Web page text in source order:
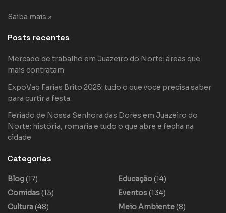
Saiba mais »
Posts recentes
Mercado de trabalho em Juazeiro do Norte: áreas que
mais contratam
ExpoVaq Farias Brito 2025: tudo o que você precisa saber
para curtir a festa
Feriado de Nossa Senhora das Dores em Juazeiro do
Norte: história, romaria e tudo o que abre e fecha na
cidade
Categorias
Blog(17)
Comidas(13)
Cultura(48)
Educação(14)
Eventos(134)
Meio Ambiente(8)